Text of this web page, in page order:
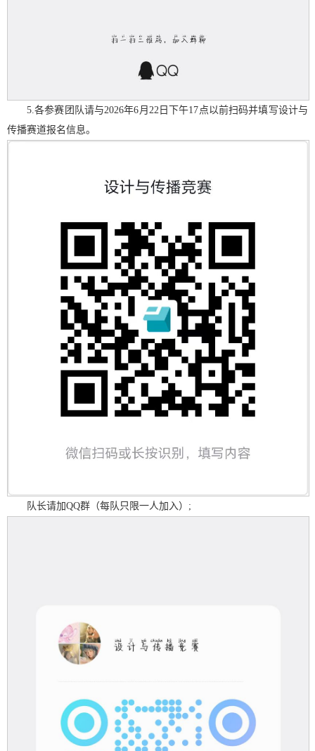
5.各参赛团队请与2026年6月22日下午17点以前扫码并填写设计与
传播赛道报名信息。
队长请加QQ群（每队只限一人加入）;